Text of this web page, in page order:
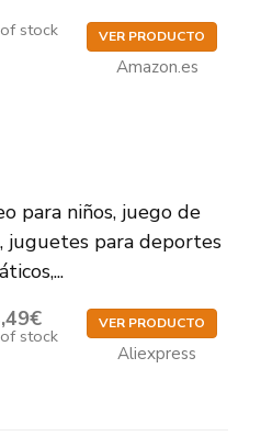
stock VER PRODUCTO
Amazon.es
para niños, juego de
juguetes para deportes
stock
VER PRODUCTO
Aliexpress